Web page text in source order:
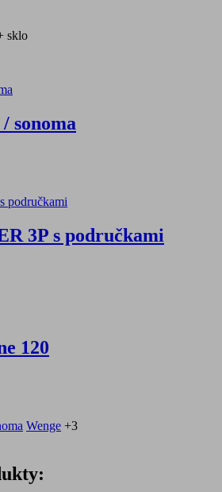
sklo
sonoma
3P s područkami
120
Wenge +3